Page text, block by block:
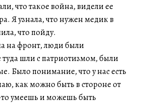
что такое война, видели ее
Я узнала, что нужен медик в
что пойду.
на фронт, люди были
шли с патриотизмом, были
Было понимание, что у нас есть
как можно быть в стороне от
умеешь и можешь быть